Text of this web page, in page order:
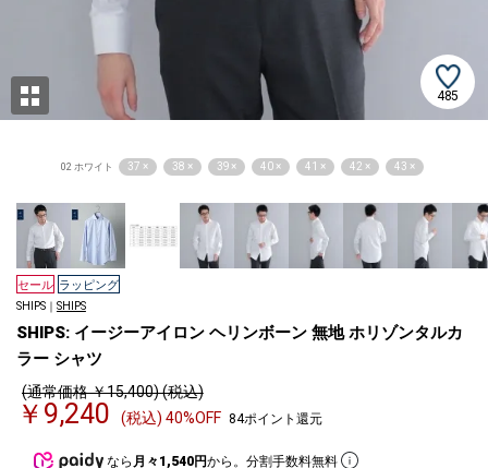
485
02 ホワイト 37 × 38 × 39 × 40 × 41 × 42 × 43 ×
セール ラッピング
SHIPS｜ SHIPS
SHIPS: イージーアイロン ヘリンボーン 無地 ホリゾンタルカ
ラー シャツ
(通常価格 ￥15,400) (税込)
￥9,240 (税込) 40%OFF 84ポイント還元
なら 月々1,540円から。分割手数料無料